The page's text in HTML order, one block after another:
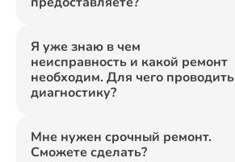
Я уже знаю в чем
неисправность и какой ремонт
необходим. Для чего проводить
диагностику?
Мне нужен срочный ремонт.
Сможете сделать?